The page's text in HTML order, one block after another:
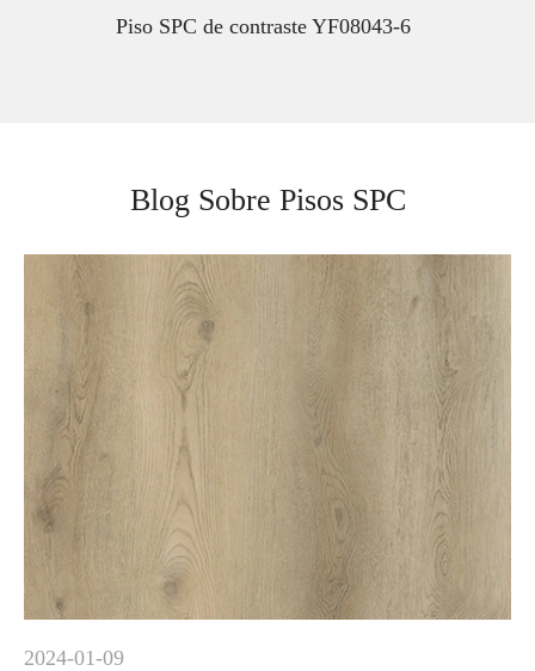
Piso SPC de contraste YF08043-6
Blog Sobre Pisos SPC
2024-01-09